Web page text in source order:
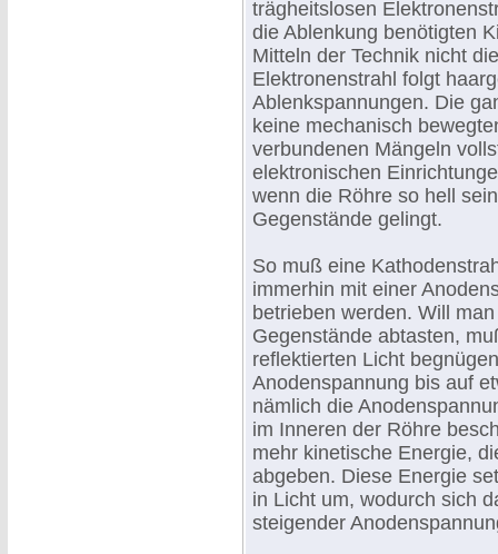
trägheitslosen
die Ablenkung benötigten
Mitteln der Technik nicht
Elektronenstrahl folgt
Ablenkspannungen. Die
keine mechanisch
verbundenen Mängeln
elektronischen
wenn die Röhre so hell
Gegenstände gelingt.
So muß eine
immerhin mit einer
betrieben werden. Will
Gegenstände abtasten,
reflektierten Licht
Anodenspannung bis auf
nämlich die
im Inneren der Röhre
mehr kinetische Energie,
abgeben. Diese Energie
in Licht um, wodurch sich
steigender